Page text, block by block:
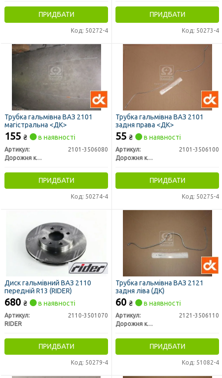
ПРИДБАТИ
Код: 50272-4
ПРИДБАТИ
Код: 50273-4
Трубка гальмівна ВАЗ 2101
магістральна <ДК>
155 ₴ в наявності
Артикул:
2101-3506080
Дорожня карта
ПРИДБАТИ
Код: 50274-4
Трубка гальмівна ВАЗ 2101
задня права <ДК>
55 ₴ в наявності
Артикул:
2101-3506100
Дорожня карта
ПРИДБАТИ
Код: 50275-4
Диск гальмівний ВАЗ 2110
передній R13 (RIDER)
680 ₴ в наявності
Артикул:
2110-3501070
RIDER
ПРИДБАТИ
Код: 50279-4
Трубка гальмівна ВАЗ 2121
задня ліва (ДК)
60 ₴ в наявності
Артикул:
2121-3506110
Дорожня карта
ПРИДБАТИ
Код: 51082-4